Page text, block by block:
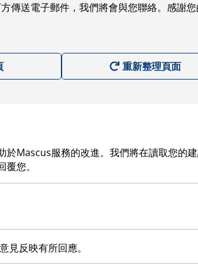
傳送電子郵件，我們將會與您聯絡。感謝
重新整理頁面
於Mascus服務的改進。我們將在讀取您的
您。
見反映有所回應。